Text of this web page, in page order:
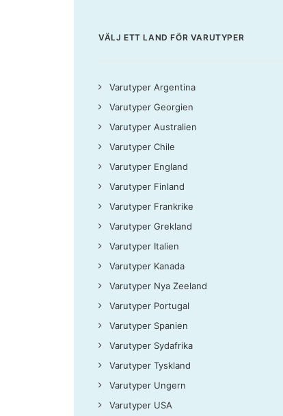
VÄLJ ETT LAND FÖR VARUTYPER
Varutyper Argentina
Varutyper Georgien
Varutyper Australien
Varutyper Chile
Varutyper England
Varutyper Finland
Varutyper Frankrike
Varutyper Grekland
Varutyper Italien
Varutyper Kanada
Varutyper Nya Zeeland
Varutyper Portugal
Varutyper Spanien
Varutyper Sydafrika
Varutyper Tyskland
Varutyper Ungern
Varutyper USA